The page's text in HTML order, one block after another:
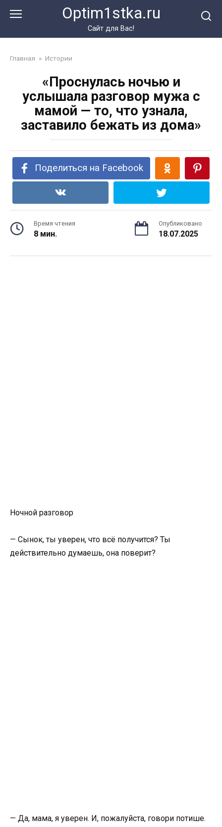
Optim1stka.ru
Сайт для Вас!
Главная » Истории
«Проснулась ночью и
услышала разговор мужа с
мамой — то, что узнала,
заставило бежать из дома»
Поделиться на Facebook
Время чтения
8 мин.
Опубликовано
18.07.2025
Ночной разговор
— Сынок, ты уверен, что всё получится? Ты
действительно думаешь, она поверит?
— Да, мама, я уверен. И, пожалуйста, говори потише.